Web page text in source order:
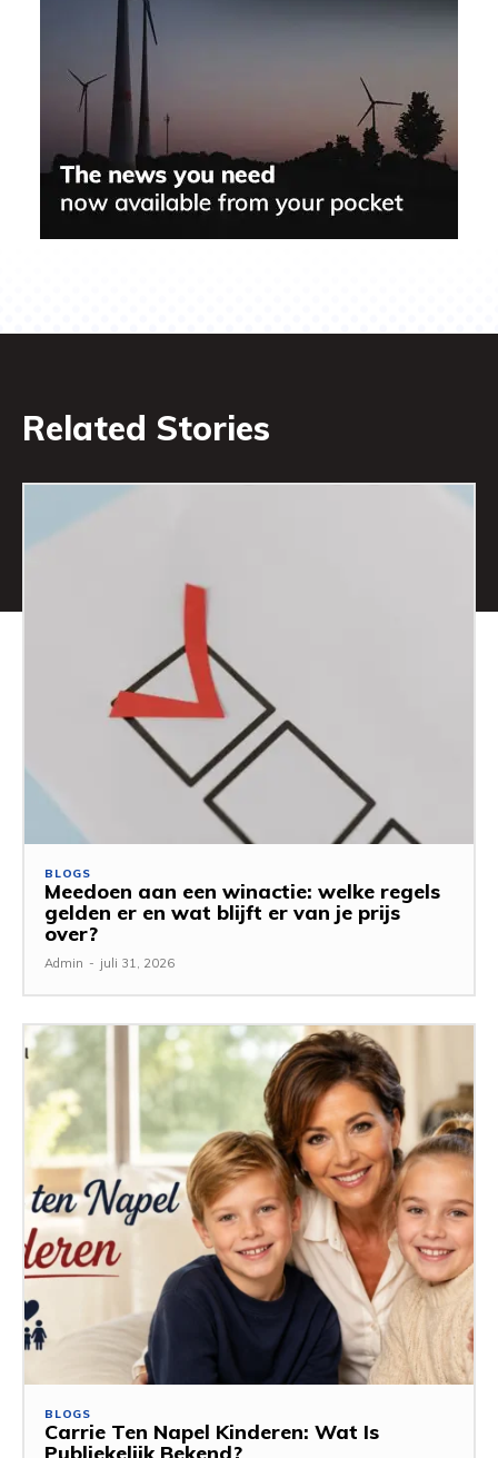
Related Stories
BLOGS
Meedoen aan een winactie: welke regels
gelden er en wat blijft er van je prijs
over?
Admin - juli 31, 2026
BLOGS
Carrie Ten Napel Kinderen: Wat Is